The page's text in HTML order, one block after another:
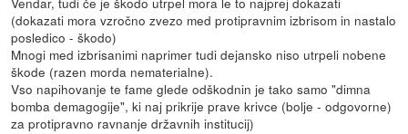
(dokazati mora vzročno zvezo med protipravnim izbrisom in nastalo
posledico - škodo)
Mnogi med izbrisanimi naprimer tudi dejansko niso utrpeli nobene
škode (razen morda nematerialne).
Vso napihovanje te fame glede odškodnin je tako samo "dimna
bomba demagogije", ki naj prikrije prave krivce (bolje - odgovorne)
za protipravno ravnanje državnih institucij)